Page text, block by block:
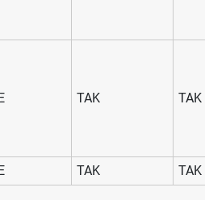
TAK TAK
TAK TAK